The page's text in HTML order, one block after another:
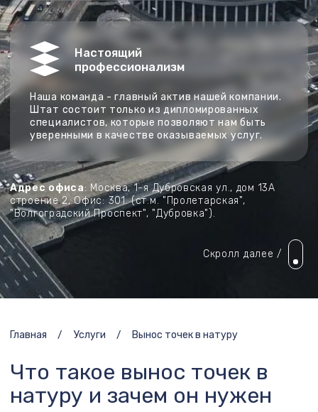
Вынос точек в натуру — это важный этап инженерно-
геодезических работ, в ходе которого осуществляется
перенесение проектных координат объектов из
документации непосредственно на местность. Это
позволяет точно обозначить границы земельных
участков, строительных объектов, инженерных сетей и
других элементов. Без проведения этой процедуры
невозможно начать большинство строительных работ,
Услуга особенно актуальна для застройщиков,
владельцев частных участков, кадастровых инженеров
области, где каждый метр земли на вес золота, важно
обеспечить абсолютную точность выноса координат.
Кроме того, вынос точек в натуру позволяет избежать
споров между соседями и упрощает процедуру
Что такое вынос точек в
натуру и зачем он нужен
/ /
Главная Вынос точек в натуру
Услуги